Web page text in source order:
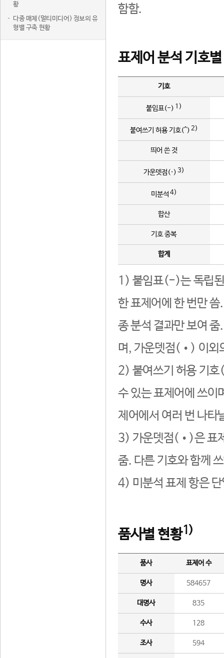
황
다중 매체(멀티미디어) 정보의 유
형별 구축 현황
함함.
표제어 분석 기호
기호
붙임표(-) 1)
붙여쓰기 허용 기호(^) 2)
띄어 쓴 것
가운뎃점(·) 3)
미분석 4)
합산
기호 중복
합계
1) 붙임표(-)는 독립된
한 표제어에 한 번만
종 분석 결과만 보여
며, 가운뎃점(•) 이외
2) 붙여쓰기 허용 기호
수 있는 표제어에 쓰이
제어에서 여러 번 나타
3) 가운뎃점(•)은 표
줌. 다른 기호와 함께
4) 미분석 표제 항은
품사별 현황1)
품사 표제어 수
명사 584657
대명사 835
수사 128
조사 594